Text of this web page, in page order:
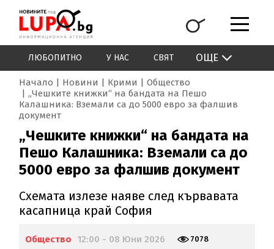
ЛЮБОПИТНО У НАС СВЯТ ОЩЕ
Начало Новини Крими
Общество
„Чешките книжки“ на бандата на Пешо
Калашника: Вземали са до 5000 евро за фалшив
документ
„Чешките книжки“ на бандата на
Пешо Калашника: Вземали са до
5000 евро за фалшив документ
Схемата излезе наяве след кървавата
касапница край София
Общество 12:00 - 08 Юни 2026 7078